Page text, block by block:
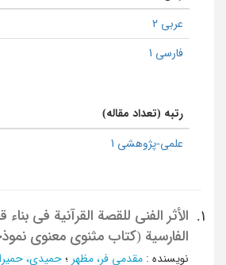
عربی 2
فارسی 1
رتبه (تعداد مقاله)
علمی-پژوهشی 1
1.
الأثر الفنی للقصة القرآنیة فی
الفارسیة (کتاب مثنوی معنوی
نویسنده : مقدمی فر، مظهر ؛ حمیدی، حمیرا